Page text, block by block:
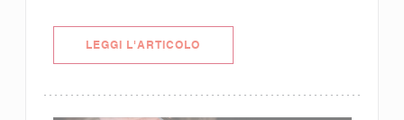
LEGGI L'ARTICOLO